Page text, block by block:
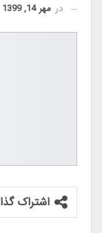
درمهر 14, 1399
اشتراک